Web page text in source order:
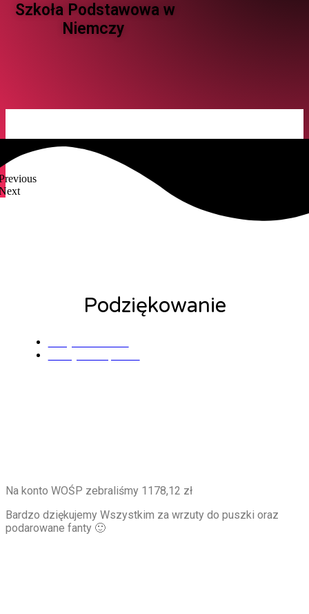
Szkoła Podstawowa w
Niemczy ​
Podziękowanie
Na konto WOŚP zebraliśmy 1178,12 zł
Bardzo dziękujemy Wszystkim za wrzuty do puszki oraz
podarowane fanty 🙂